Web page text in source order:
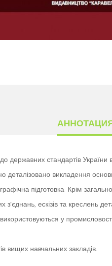
державних стандартів України
деталізовано викладення
графічна підготовка. Крім
з’єднань, ескізів та
у
вищих навчальних закладів.